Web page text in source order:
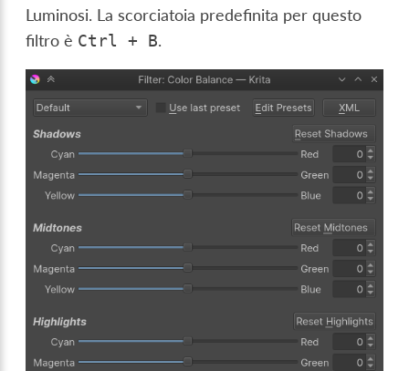
Luminosi. La scorciatoia predefinita per questo
filtro è Ctrl + B.